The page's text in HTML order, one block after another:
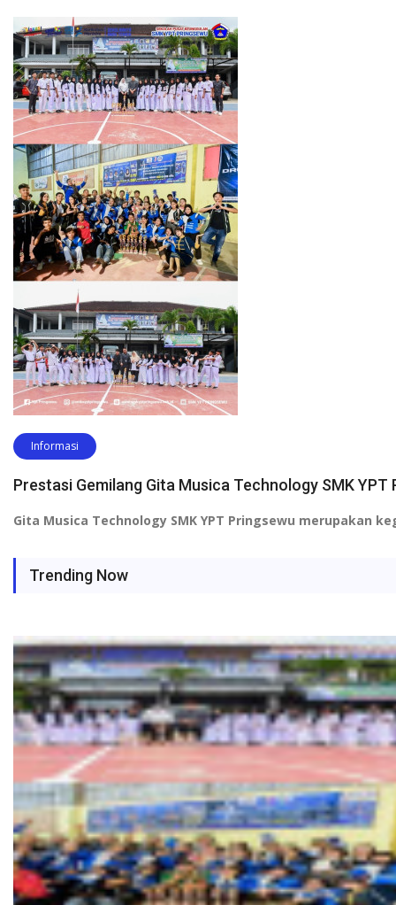
Informasi
Prestasi Gemilang Gita Musica Technology SMK
Gita Musica Technology SMK YPT Pringsewu merupakan
Trending Now